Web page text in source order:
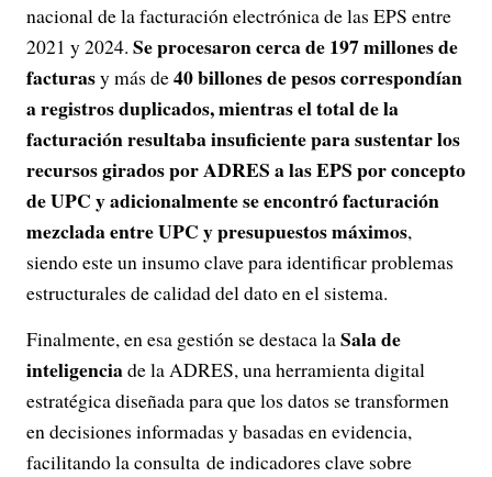
nacional de la facturación electrónica de las EPS entre
2021 y 2024. Se procesaron cerca de 197 millones de
facturasy más de40 billones de pesos correspondían
a registros duplicados, mientras el total de la
facturación resultaba insuficiente para sustentar los
recursos girados por ADRES a las EPS por concepto
de UPC y adicionalmente se encontró facturación
mezclada entre UPC y presupuestos máximos,
siendo este un insumo clave para identificar problemas
estructurales de calidad del dato en el sistema.
Finalmente, en esa gestión se destaca laSala de
inteligenciade la ADRES, una herramienta digital
estratégica diseñada para que los datos se transformen
en decisiones informadas y basadas en evidencia,
facilitando la consulta de indicadores clave sobre